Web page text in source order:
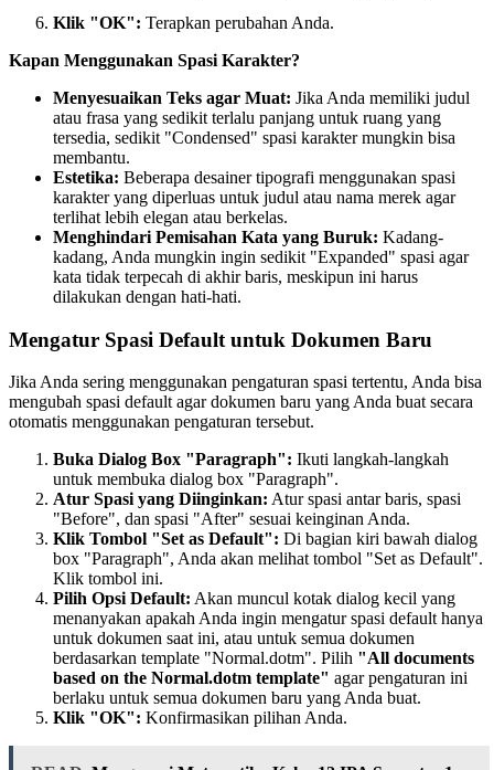
Klik "OK": Terapkan perubahan Anda.
Kapan Menggunakan Spasi Karakter?
Menyesuaikan Teks agar Muat: Jika Anda memiliki judul
atau frasa yang sedikit terlalu panjang untuk ruang yang
tersedia, sedikit "Condensed" spasi karakter mungkin bisa
membantu.
Estetika: Beberapa desainer tipografi menggunakan spasi
karakter yang diperluas untuk judul atau nama merek agar
terlihat lebih elegan atau berkelas.
Menghindari Pemisahan Kata yang Buruk: Kadang-
kadang, Anda mungkin ingin sedikit "Expanded" spasi agar
kata tidak terpecah di akhir baris, meskipun ini harus
dilakukan dengan hati-hati.
Mengatur Spasi Default untuk Dokumen Baru
Jika Anda sering menggunakan pengaturan spasi tertentu, Anda bisa
mengubah spasi default agar dokumen baru yang Anda buat secara
otomatis menggunakan pengaturan tersebut.
Buka Dialog Box "Paragraph": Ikuti langkah-langkah
untuk membuka dialog box "Paragraph".
Atur Spasi yang Diinginkan: Atur spasi antar baris, spasi
"Before", dan spasi "After" sesuai keinginan Anda.
Klik Tombol "Set as Default": Di bagian kiri bawah dialog
box "Paragraph", Anda akan melihat tombol "Set as Default".
Klik tombol ini.
Pilih Opsi Default: Akan muncul kotak dialog kecil yang
menanyakan apakah Anda ingin mengatur spasi default hanya
untuk dokumen saat ini, atau untuk semua dokumen
berdasarkan template "Normal.dotm". Pilih "All documents
based on the Normal.dotm template" agar pengaturan ini
berlaku untuk semua dokumen baru yang Anda buat.
Klik "OK": Konfirmasikan pilihan Anda.